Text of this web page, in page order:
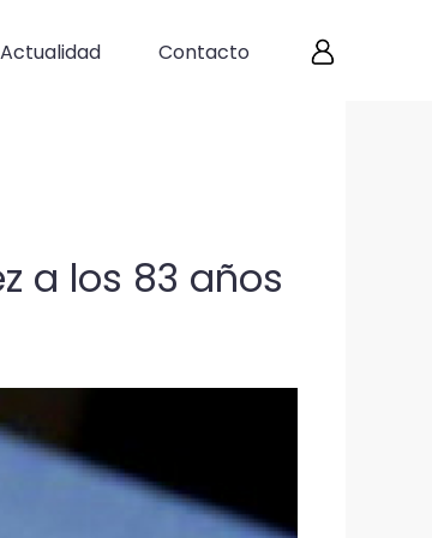
Actualidad Contacto
a los 83 años